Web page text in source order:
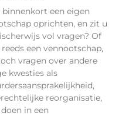
binnenkort een eigen
oprichten, en zit u
vol vragen? Of
een vennootschap,
vragen over andere
kwesties als
reorganisatie,
in een